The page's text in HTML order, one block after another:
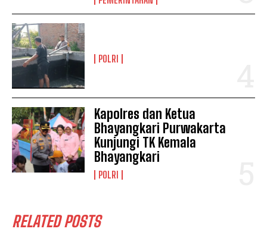
POLRI
Kapolres dan Ketua
Bhayangkari Purwakarta
Kunjungi TK Kemala
Bhayangkari
POLRI
RELATED POSTS